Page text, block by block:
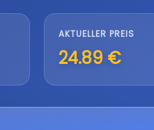
AKTUELLER PREIS
24.89 €